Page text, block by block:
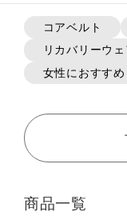
GIFT ギフ
LIVE
コアベルト
リカバリーウェ
女性におすすめ
商品一覧
申し訳ございません
おすすめ商品